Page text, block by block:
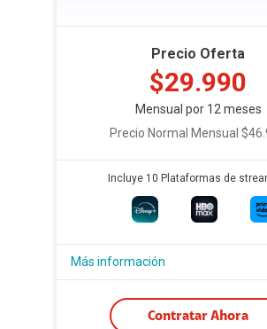
Precio Oferta
$29.990
Mensual por 12 meses
Precio Normal Mensual
Incluye 10 Plataformas de
Más información
Contratar Ahora